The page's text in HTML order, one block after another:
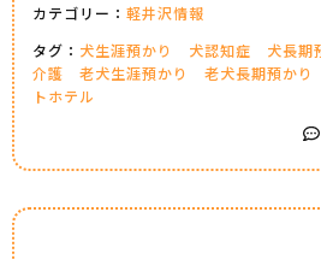
カテゴリー： 軽井沢情報
タグ： 犬生涯預かり 犬認知症 犬長期
介護
老犬生涯預かり 老犬長期預かり
トホテル